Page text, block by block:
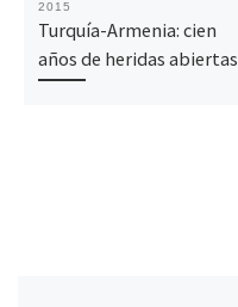
2015
Turquía-Armenia: cien
años de heridas abiertas